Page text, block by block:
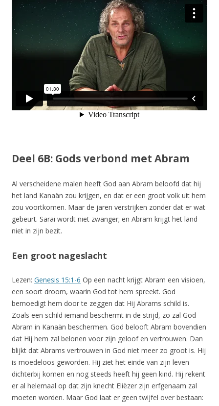
Deel 6B: Gods verbond met Abram
Al verscheidene malen heeft God aan Abram beloofd dat hij
het land Kanaän zou krijgen, en dat er een groot volk uit hem
zou voortkomen. Maar de jaren verstrijken zonder dat er wat
gebeurt. Sarai wordt niet zwanger; en Abram krijgt het land
niet in zijn bezit.
Een groot nageslacht
Lezen: Genesis 15:1-6 Op een nacht krijgt Abram een visioen,
een soort droom, waarin God tot hem spreekt. God
bemoedigt hem door te zeggen dat Hij Abrams schild is.
Zoals een schild iemand beschermt in de strijd, zo zal God
Abram in Kanaän beschermen. God belooft Abram bovendien
dat Hij hem zal belonen voor zijn geloof en vertrouwen. Dan
blijkt dat Abrams vertrouwen in God niet meer zo groot is. Hij
is moedeloos geworden. Hij ziet het einde van zijn leven
dichterbij komen en nog steeds heeft hij geen kind. Hij rekent
er al helemaal op dat zijn knecht Eliëzer zijn erfgenaam zal
moeten worden. Maar God laat er geen twijfel over bestaan: